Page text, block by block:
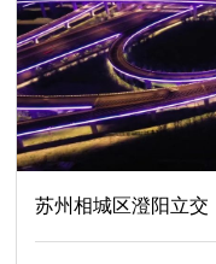
苏州相城区澄阳立交